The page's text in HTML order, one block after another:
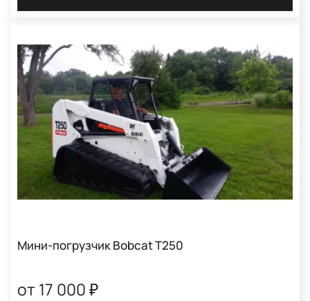
Мини-погрузчик Bobcat T250
от 17 000 ₽